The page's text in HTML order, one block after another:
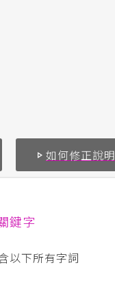
如何修正說明
鍵字
以下所有字詞